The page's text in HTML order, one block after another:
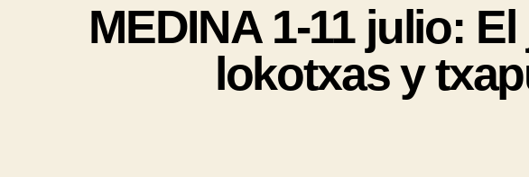
MEDINA 1-11 julio:
lokotxas y